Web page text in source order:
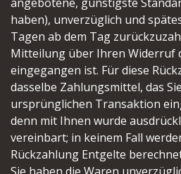
haben), unverzüglich und
Tagen ab dem Tag
Mitteilung über Ihren Widerruf
eingegangen ist. Für diese
dasselbe Zahlungsmittel, das
ursprünglichen Transaktion
denn mit Ihnen wurde
vereinbart; in keinem Fall
Rückzahlung Entgelte